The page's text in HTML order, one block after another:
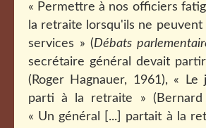
« Permettre à nos officiers
la retraite lorsqu'ils ne
services » (Débats
secrétaire général devait
(Roger Hagnauer, 1961), «
parti à la retraite » (Bernard
« Un général [...] partait à la